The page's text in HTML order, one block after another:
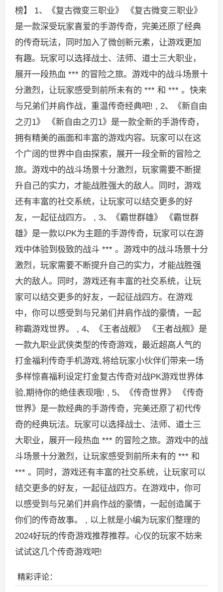
榜】 1、《复古微变三职业》 《复古微变三职业》
是一款深受玩家喜爱的手游传奇，完美还原了经典
的传奇玩法，同时加入了微创新元素，让游戏更加
有趣。玩家可以选择战士、法师、道士三大职业，
展开一段热血 *** 的冒险之旅。游戏中的战斗场景十
分激烈，让玩家感受到前所未有的 *** 和 *** 。快来
与兄弟们并肩作战，重温传奇经典吧! , 2、《新自由
之刃1》 《新自由之刃1》是一款全新的手游传奇，
拥有精美的画面和丰富的游戏内容。玩家可以在这
个广阔的世界中自由探索，展开一段全新的冒险之
旅。游戏中的战斗场景十分激烈，玩家需要不断提
升自己的实力，才能战胜强大的敌人。同时，游戏
还有丰富的社交系统，让玩家可以结交更多的好
友，一起征战四方。 , 3、《霸世群雄》 《霸世群
雄》是一款以PK为主题的手游传奇，玩家可以在游
戏中体验到极致的战斗 *** 。游戏中的战斗场景十分
激烈，玩家需要不断提升自己的实力，才能战胜强
大的敌人。同时，游戏还有丰富的社交系统，让玩
家可以结交更多的好友，一起征战四方。在游戏
中，你可以感受到与兄弟们并肩作战的豪情，一起
称霸游戏世界。 , 4、《王者战舰》 《王者战舰》是
一款九职业武侠类型的传奇游戏，最近超高人气的
打金福利传奇手机游戏,将给玩家小伙伴们带来一场
多样惊喜福利设定打金复古传奇对战PK游戏世界体
验,期待你的绝佳表现哦! , 5、《传奇世界》 《传奇
世界》是一款经典的手游传奇，完美还原了初代传
奇的经典玩法。玩家可以选择战士、法师、道士三
大职业，展开一段热血 *** 的冒险之旅。游戏中的战
斗场景十分激烈，让玩家感受到前所未有的 *** 和
*** 。同时，游戏还有丰富的社交系统，让玩家可以
结交更多的好友，一起征战四方。在游戏中，你可
以感受到与兄弟们并肩作战的豪情，一起创造属于
你们的传奇故事。 , 以上就是小编为玩家们整理的
2024好玩的传奇游戏推荐推荐。心仪的玩家不妨来
试试这几个传奇游戏吧!
精彩评论：